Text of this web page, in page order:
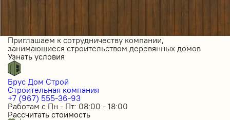
Приглашаем к сотрудничеству компании,
занимающиеся строительством деревянных домов
Узнать условия
Брус Дом Строй
Строительная компания
+7 (967) 555-36-93
Работам с Пн - Пт: 08:00 - 18:00
Рассчитать стоимость